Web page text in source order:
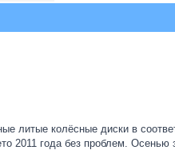
литые колёсные диски в
2011 года без проблем.